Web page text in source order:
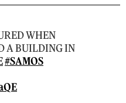
WHEN
A BUILDING IN
#SAMOS